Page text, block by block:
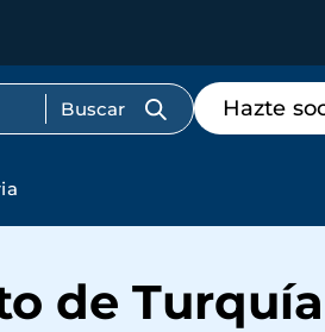
Menú
de
destacados
Hazte
de